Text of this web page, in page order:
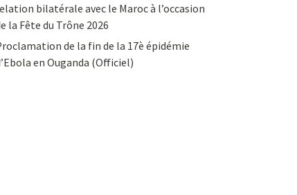
bilatérale avec le Maroc à l’occasion
la Fête du Trône 2026
de la fin de la 17è épidémie
en Ouganda (Officiel)